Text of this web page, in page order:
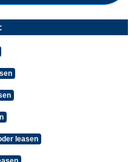
leasen